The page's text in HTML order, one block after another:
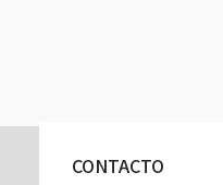
CONTACTO